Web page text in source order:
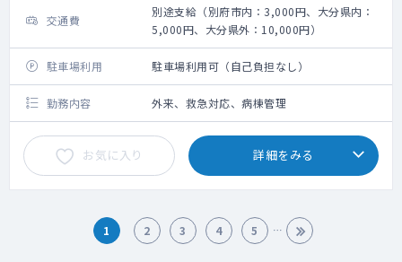
交通費
別途支給（別府市内：3,000円、大分県内：
5,000円、大分県外：10,000円）
駐車場利用 駐車場利用可（自己負担なし）
勤務内容 外来、救急対応、病棟管理
お気に入り 詳細をみる
1 2 3 4 5